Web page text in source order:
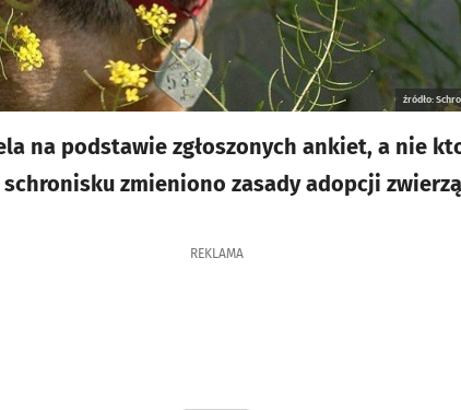
źródło:
na podstawie zgłoszonych ankiet, a nie
schronisku zmieniono zasady adopcji
REKLAMA